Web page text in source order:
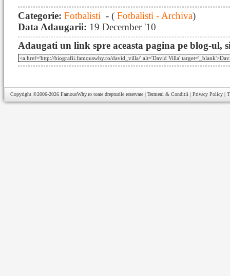
Categorie: Fotbalisti - ( Fotbalisti - Archiva)
Data Adaugarii: 19 December '10
Adaugati un link spre aceasta pagina pe blog-ul,
Copyright ©2006-2026 FamousWhy.ro toate drepturile rezervate | Termeni & Conditii | Privacy Policy |